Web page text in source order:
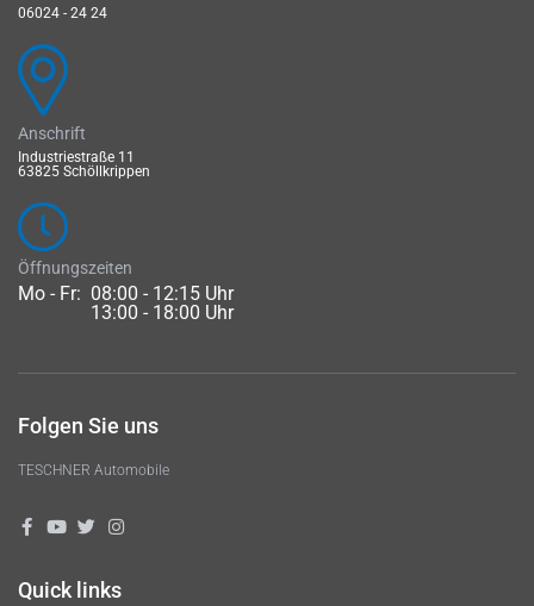
06024 - 24 24
Anschrift
Industriestraße 11
63825 Schöllkrippen
Öffnungszeiten
Mo - Fr: 08:00 - 12:15 Uhr
13:00 - 18:00 Uhr
Folgen Sie uns
TESCHNER Automobile
Quick links